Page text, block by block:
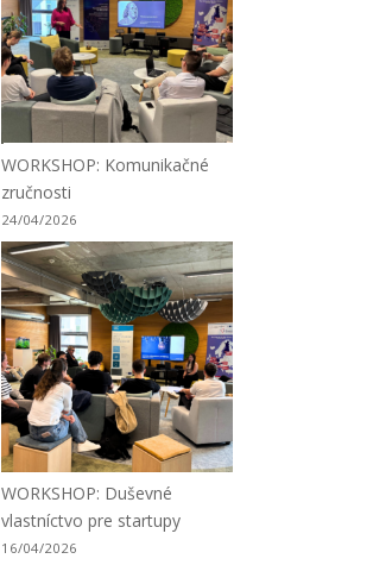
WORKSHOP: Komunikačné
zručnosti
24/04/2026
WORKSHOP: Duševné
vlastníctvo pre startupy
16/04/2026